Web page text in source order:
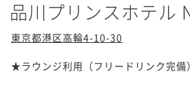
品川プリンスホテル
東京都港区高輪4-10-30
★ラウンジ利用（フリードリンク完備